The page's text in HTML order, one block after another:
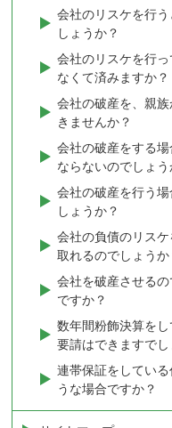
会社のリスケを行
しょうか？
会社のリスケを行
なくて済みますか？
会社の破産を、親
きませんか？
会社の破産をする
ならないのでしょう
会社の破産を行う
しょうか？
会社の負債のリス
取れるのでしょうか
会社を破産させる
ですか？
数年間粉飾決算を
要請はできますでし
連帯保証をしてい
うな場合ですか？